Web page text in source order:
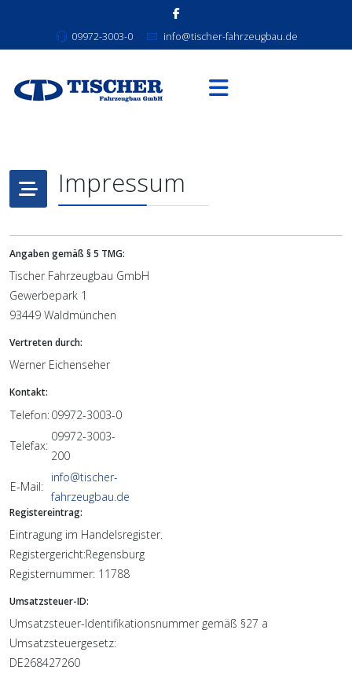
09972-3003-0 info@tischer-fahrzeugbau.de
Impressum
Angaben gemäß § 5 TMG:
Tischer Fahrzeugbau GmbH
Gewerbepark 1
93449 Waldmünchen
Vertreten durch:
Werner Eichenseher
Kontakt:
Telefon:09972-3003-0
Telefax:
09972-3003-
200
E-Mail:
info@tischer-
fahrzeugbau.de
Registereintrag:
Eintragung im Handelsregister.
Registergericht:Regensburg
Registernummer: 11788
Umsatzsteuer-ID:
Umsatzsteuer-Identifikationsnummer gemäß §27 a
Umsatzsteuergesetz:
DE268427260